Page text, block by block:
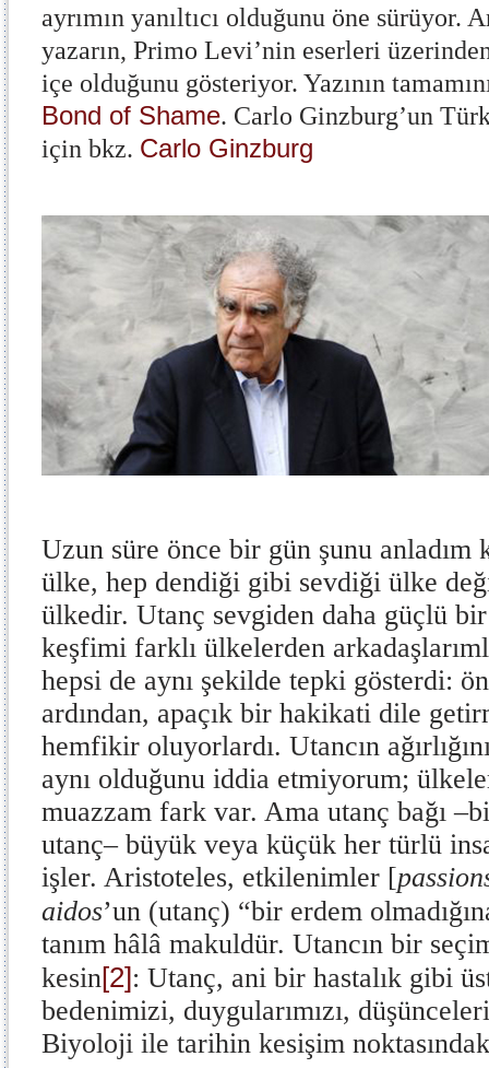
ayrımın yanıltıcı olduğunu öne sürüyor.
yazarın, Primo Levi’nin eserleri
içe olduğunu gösteriyor. Yazının
Bond of Shame. Carlo Ginzburg’un
için bkz. Carlo Ginzburg
Uzun süre önce bir gün şunu anladım
ülke, hep dendiği gibi sevdiği ülke
ülkedir. Utanç sevgiden daha güçlü
keşfimi farklı ülkelerden
hepsi de aynı şekilde tepki gösterdi:
ardından, apaçık bir hakikati dile
hemfikir oluyorlardı. Utancın
aynı olduğunu iddia etmiyorum;
muazzam fark var. Ama utanç bağı
utanç– büyük veya küçük her türlü
işler. Aristoteles, etkilenimler [
aidos’un (utanç) “bir erdem
tanım hâlâ makuldür. Utancın bir
kesin[2]: Utanç, ani bir hastalık gibi
bedenimizi, duygularımızı,
Biyoloji ile tarihin kesişim